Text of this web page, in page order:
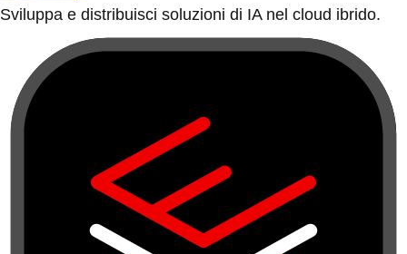
Sviluppa e distribuisci soluzioni di IA nel cloud ibrido.